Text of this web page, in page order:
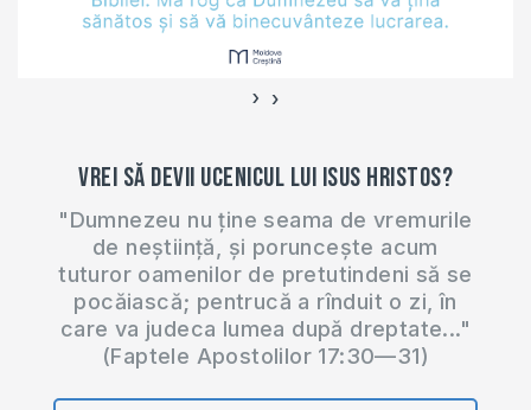
Simion Podoleanu,
‹ ›
Vrei să devii ucenicul lui Isus Hristos?
"Dumnezeu nu ține seama de vremurile
de neștiință, și poruncește acum
tuturor oamenilor de pretutindeni să se
pocăiască; pentrucă a rînduit o zi, în
care va judeca lumea după dreptate..."
(Faptele Apostolilor 17:30—31)